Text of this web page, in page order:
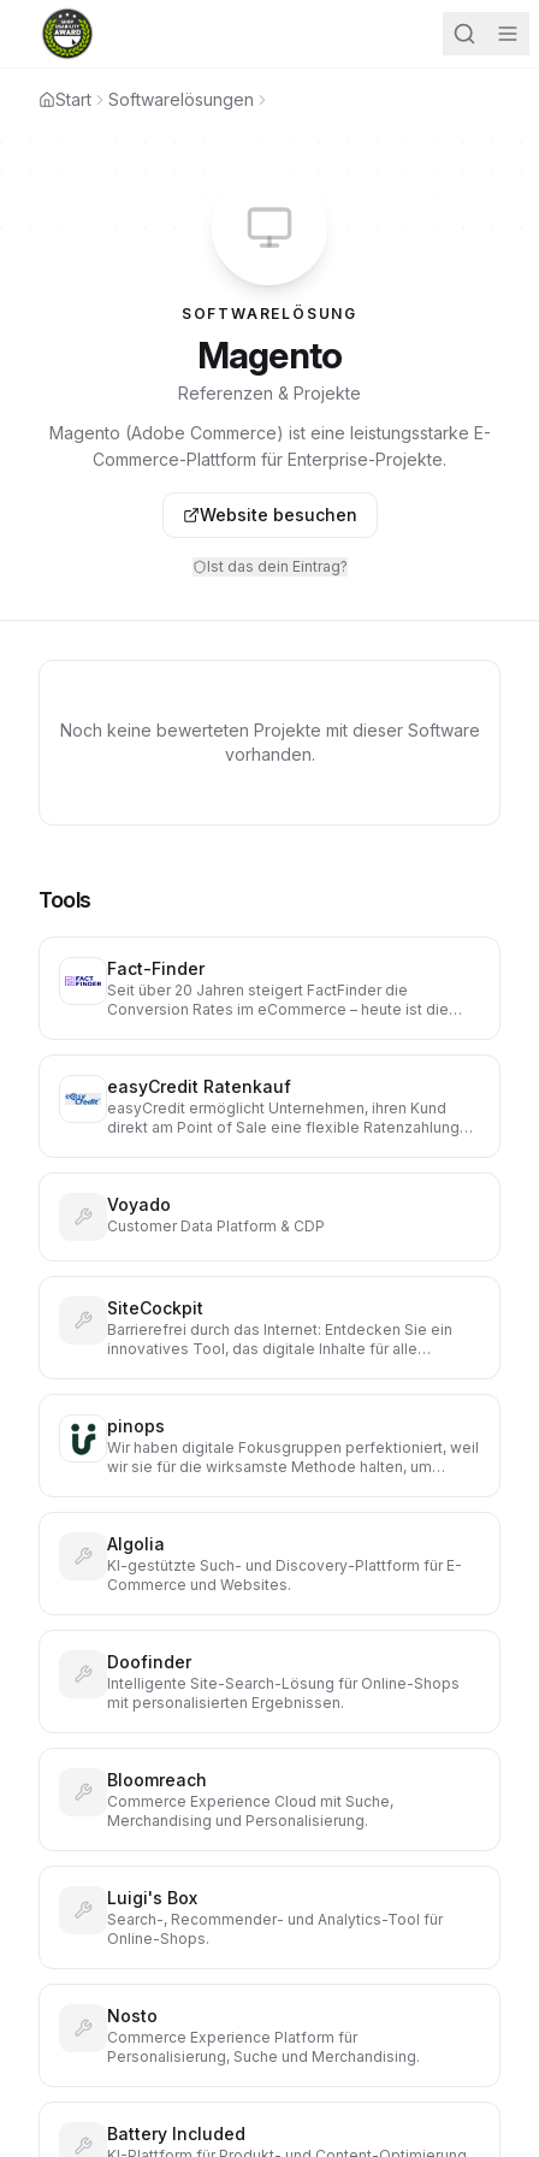
Start Softwarelösungen
SOFTWARELÖSUNG
Magento
Referenzen & Projekte
Magento (Adobe Commerce) ist eine leistungsstarke E-
Commerce-Plattform für Enterprise-Projekte.
Website besuchen
Ist das dein Eintrag?
Noch keine bewerteten Projekte mit dieser Software
vorhanden.
Tools
Fact-Finder
Seit über 20 Jahren steigert FactFinder die
Conversion Rates im eCommerce – heute ist die
Einkaufserlebnisse: Sie gibt dir Automatisierung, wo
du sie möchtest. Und Kontrolle, wann immer du sie
brauchst.
easyCredit Ratenkauf
easyCredit ermöglicht Unternehmen, ihren Kund
direkt am Point of Sale eine flexible Ratenzahlung
Voyado
Customer Data Platform & CDP
SiteCockpit
Barrierefrei durch das Internet: Entdecken Sie ein
innovatives Tool, das digitale Inhalte für alle
pinops
Wir haben digitale Fokusgruppen perfektioniert, weil
wir sie für die wirksamste Methode halten, um
dieser Basis bessere Shops, Services, Produkte und
Werbekonzepte zu entwickeln.
Algolia
KI-gestützte Such- und Discovery-Plattform für E-
Commerce und Websites.
Doofinder
Intelligente Site-Search-Lösung für Online-Shops
mit personalisierten Ergebnissen.
Bloomreach
Commerce Experience Cloud mit Suche,
Merchandising und Personalisierung.
Luigi's Box
Search-, Recommender- und Analytics-Tool für
Online-Shops.
Nosto
Commerce Experience Platform für
Personalisierung, Suche und Merchandising.
Battery Included